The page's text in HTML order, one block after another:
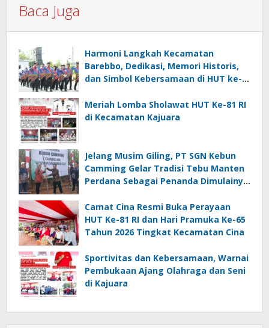
Baca Juga
Harmoni Langkah Kecamatan
Barebbo, Dedikasi, Memori Historis,
dan Simbol Kebersamaan di HUT ke-
Meriah Lomba Sholawat HUT Ke-81 RI
di Kecamatan Kajuara
Jelang Musim Giling, PT SGN Kebun
Camming Gelar Tradisi Tebu Manten
Perdana Sebagai Penanda Dimulainya
Camat Cina Resmi Buka Perayaan
HUT Ke-81 RI dan Hari Pramuka Ke-65
Tahun 2026 Tingkat Kecamatan Cina
Sportivitas dan Kebersamaan, Warnai
Pembukaan Ajang Olahraga dan Seni
di Kajuara